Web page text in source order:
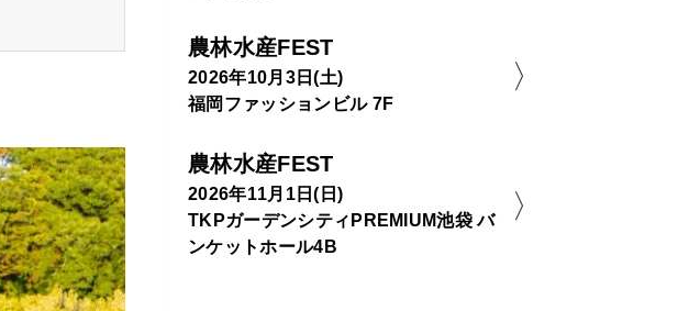
農林水産FEST
2026年10月3日(土)
福岡ファッションビル 7F
農林水産FEST
2026年11月1日(日)
TKPガーデンシティPREMIUM池袋 バ
ンケットホール4B